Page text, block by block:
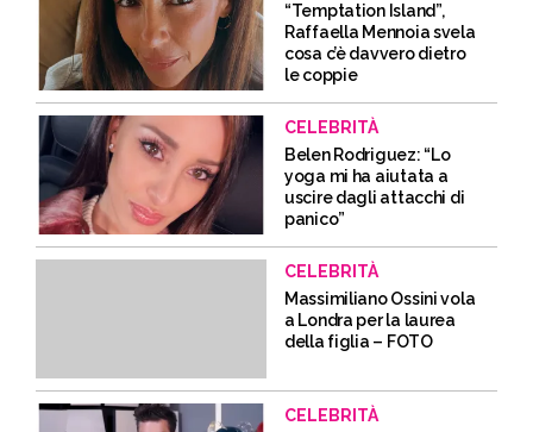
“Temptation Island”,
Raffaella Mennoia svela
cosa c’è davvero dietro
le coppie
CELEBRITÀ
Belen Rodriguez: “Lo
yoga mi ha aiutata a
uscire dagli attacchi di
panico”
CELEBRITÀ
Massimiliano Ossini vola
a Londra per la laurea
della figlia – FOTO
CELEBRITÀ